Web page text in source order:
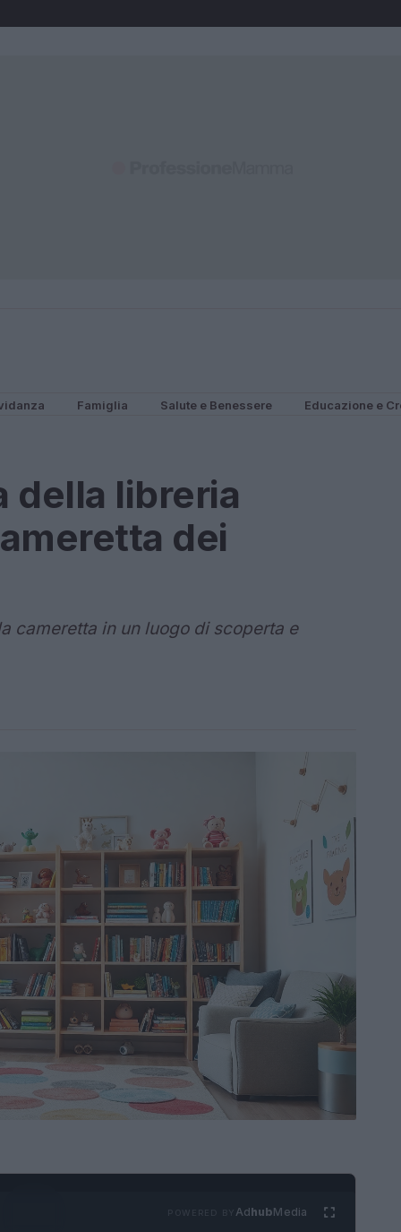
Famiglia Salute e Benessere Educazione e
della libreria
dei
cameretta in un luogo di scoperta e
AdhubMedia